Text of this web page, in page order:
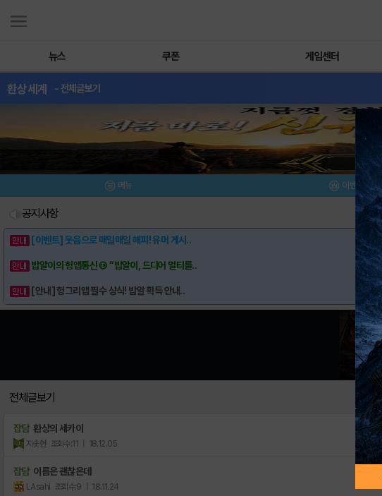
뉴스 쿠폰 게임센터
환상세계 - 전체글보기
메뉴 이벤트/미션
공지사항
[이벤트] 웃음으로 매일매일 해피! 유머 게시..
밥알이의 헝앱통신 ⑲ “밥알이, 드디어 멀티를..
[안내] 헝그리앱 필수 상식! 밥알 획득 안내..
전체글보기
잡담 환상의 세카이
지솟현 조회수:11 | 18.12.05
잡담 이름은 괜찮은데
LAsahi 조회수:9 | 18.11.24